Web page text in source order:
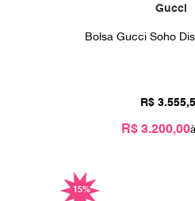
Gucci
Bolsa Gucci Soho
R$ 3.555,
R$ 3.200,00
15%